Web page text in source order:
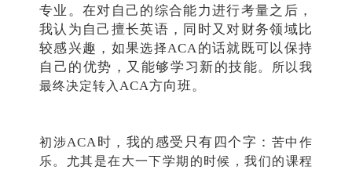
专业。在对自己的综合能力进行考量之后，
我认为自己擅长英语，同时又对财务领域比
较感兴趣，如果选择ACA的话就既可以保持
自己的优势，又能够学习新的技能。所以我
最终决定转入 ACA方向班。
初涉ACA时，我的感受只有四个字： 苦中作
乐。尤其是在大一下学期的时候，我们的课程